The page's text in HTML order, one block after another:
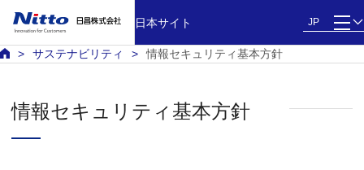
日本サイト JP
サステナビリティ 情報セキュリティ基本方針
情報セキュリティ基本方針